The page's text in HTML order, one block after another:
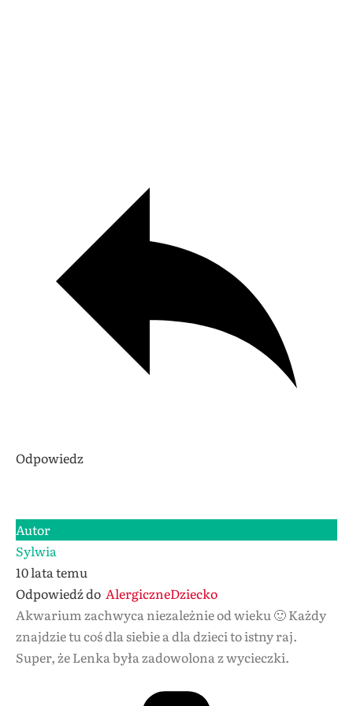
Odpowiedz
Autor
Sylwia
10 lata temu
Odpowiedź do AlergiczneDziecko
Akwarium zachwyca niezależnie od wieku 🙂 Każdy
znajdzie tu coś dla siebie a dla dzieci to istny raj.
Super, że Lenka była zadowolona z wycieczki.